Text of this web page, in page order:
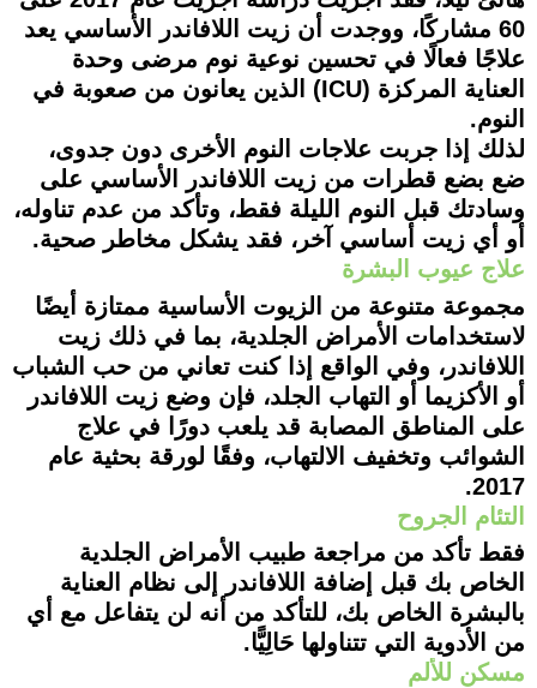
60 مشاركًا، ووجدت أن زيت اللافاندر الأساسي يعد
علاجًا فعالًا في تحسين نوعية نوم مرضى وحدة
العناية المركزة (ICU) الذين يعانون من صعوبة في
النوم.
لذلك إذا جربت علاجات النوم الأخرى دون جدوى،
ضع بضع قطرات من زيت اللافاندر الأساسي على
وسادتك قبل النوم الليلة فقط، وتأكد من عدم تناوله،
أو أي زيت أساسي آخر، فقد يشكل مخاطر صحية.
علاج عيوب البشرة
مجموعة متنوعة من الزيوت الأساسية ممتازة أيضًا
لاستخدامات الأمراض الجلدية، بما في ذلك زيت
اللافاندر، وفي الواقع إذا كنت تعاني من حب الشباب
أو الأكزيما أو التهاب الجلد، فإن وضع زيت اللافاندر
على المناطق المصابة قد يلعب دورًا في علاج
الشوائب وتخفيف الالتهاب، وفقًا لورقة بحثية عام
2017.
التئام الجروح
فقط تأكد من مراجعة طبيب الأمراض الجلدية
الخاص بك قبل إضافة اللافاندر إلى نظام العناية
بالبشرة الخاص بك، للتأكد من أنه لن يتفاعل مع أي
من الأدوية التي تتناولها حَالِيًّا.
مسكن للألم